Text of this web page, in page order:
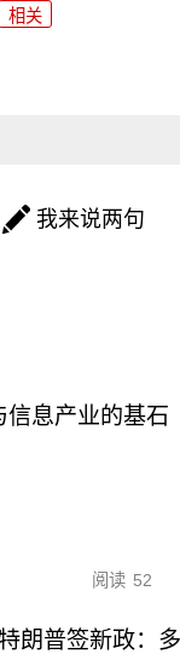
相关
我来说两句
信息产业的基石
阅读 52
朗普签新政：